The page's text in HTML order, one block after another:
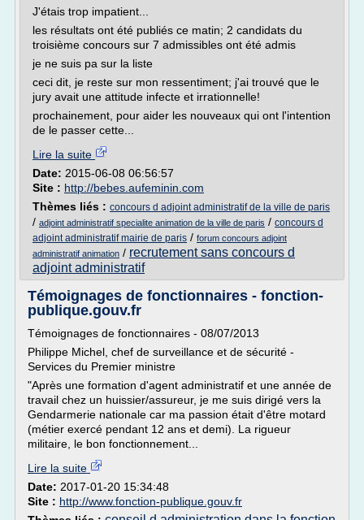
J'étais trop impatient...
les résultats ont été publiés ce matin; 2 candidats du
troisième concours sur 7 admissibles ont été admis
je ne suis pa sur la liste
ceci dit, je reste sur mon ressentiment; j'ai trouvé que le
jury avait une attitude infecte et irrationnelle!
prochainement, pour aider les nouveaux qui ont l'intention
de le passer cette...
Lire la suite
Date: 2015-06-08 06:56:57
Site : http://bebes.aufeminin.com
Thèmes liés : concours d adjoint administratif de la ville de paris
/ adjoint administratif specialite animation de la ville de paris / concours d
adjoint administratif mairie de paris / forum concours adjoint
administratif animation / recrutement sans concours d
adjoint administratif
Témoignages de fonctionnaires - fonction-
publique.gouv.fr
Témoignages de fonctionnaires - 08/07/2013
Philippe Michel, chef de surveillance et de sécurité -
Services du Premier ministre
"Après une formation d'agent administratif et une année de
travail chez un huissier/assureur, je me suis dirigé vers la
Gendarmerie nationale car ma passion était d'être motard
(métier exercé pendant 12 ans et demi). La rigueur
militaire, le bon fonctionnement...
Lire la suite
Date: 2017-01-20 15:34:48
Site : http://www.fonction-publique.gouv.fr